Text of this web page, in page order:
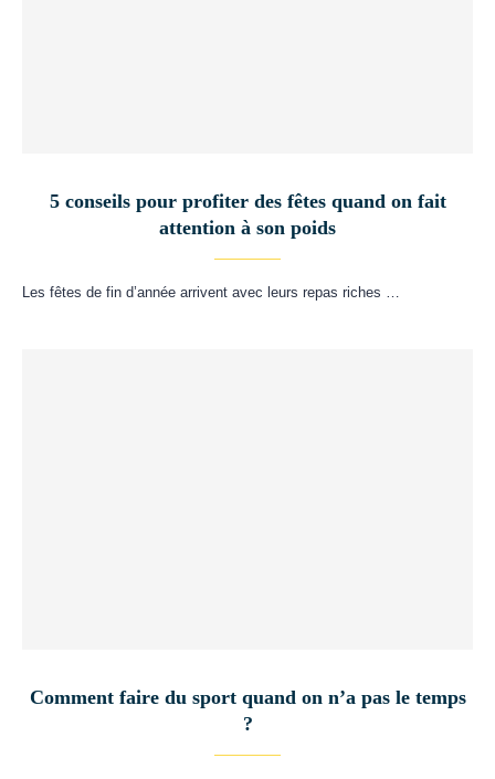
5 conseils pour profiter des fêtes quand on fait
attention à son poids
Les fêtes de fin d’année arrivent avec leurs repas riches …
Comment faire du sport quand on n’a pas le temps
?